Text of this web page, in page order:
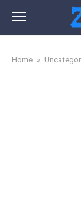
content
Home »